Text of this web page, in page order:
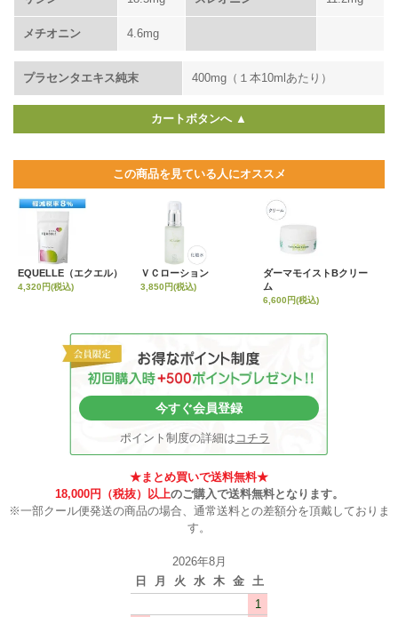
メチオニン 4.6mg
プラセンタエキス純末 400mg（１本10mlあたり）
カートボタンへ ▲
この商品を見ている人にオススメ
EQUELLE（エクエル）
4,320円(税込)
ＶＣローション
3,850円(税込)
ダーマモイストBクリー
ム
6,600円(税込)
今すぐ会員登録
ポイント制度の詳細は コチラ
★まとめ買いで送料無料★
18,000円（税抜）以上のご購入で送料無料となります。
※一部クール便発送の商品の場合、通常送料との差額分を頂戴しておりま
す。
2026年8月
日
月 火 水 木 金
土
1